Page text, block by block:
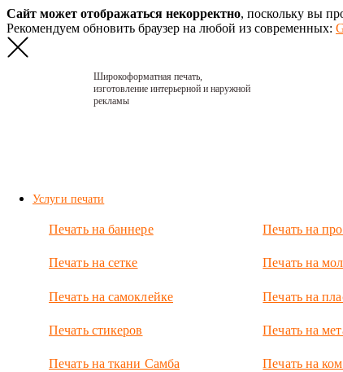
Сайт может отображаться некорректно, поскольку вы
Рекомендуем обновить браузер на любой из современных:
Широкоформатная печать,
изготовление интерьерной и наружной
рекламы
Услуги печати
Печать на баннере
Печать на сетке
Печать на самоклейке
Печать стикеров
Печать на ткани Самба
Печать на
Печать на
Печать на
Печать на
Печать на
2023.
Кофейня
Изготовили
вывеску из
на деревянной
Вывеска